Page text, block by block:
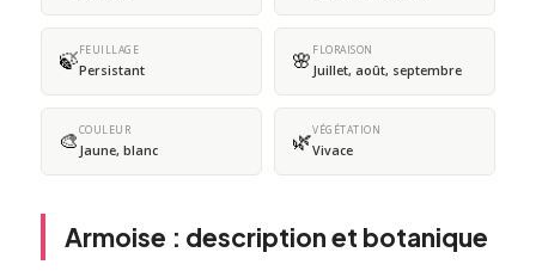
🍃FEUILLAGE
Persistant 🌸 FLORAISON
Juillet, août, septembre
🎨COULEUR
Jaune, blanc 🌿VÉGÉTATION
Vivace
Armoise : description et botanique